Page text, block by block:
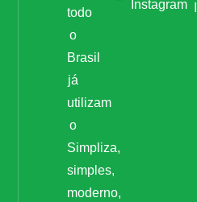
todo
o
Brasil
já
utilizam
o
Simpliza,
simples,
moderno,
Instagram